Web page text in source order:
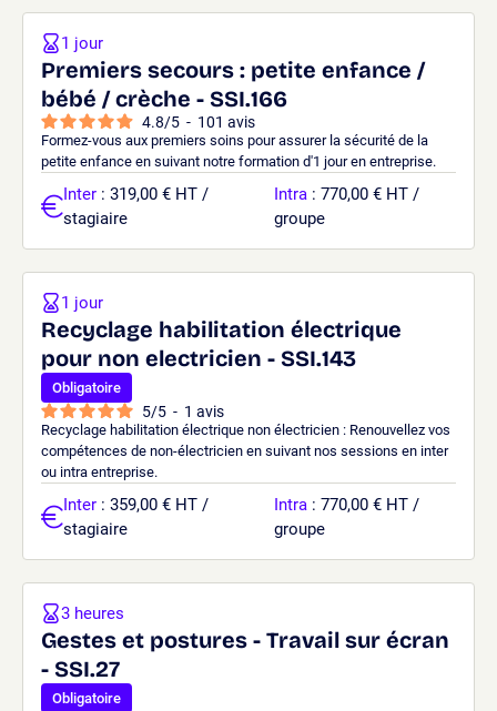
Premiers secours : petite enfance /
bébé / crèche - SSI.166
4.8/5 - 101 avis
Formez-vous aux premiers soins pour assurer la sécurité de la
petite enfance en suivant notre formation d'1 jour en entreprise.
1 jour
Inter : 319,00 € HT /
stagiaire
Intra : 770,00 € HT /
groupe
Recyclage habilitation électrique
pour non electricien - SSI.143
Obligatoire
5/5 - 1 avis
Recyclage habilitation électrique non électricien : Renouvellez vos
compétences de non-électricien en suivant nos sessions en inter
ou intra entreprise.
1 jour
Inter : 359,00 € HT /
stagiaire
Intra : 770,00 € HT /
groupe
Gestes et postures - Travail sur écran
- SSI.27
Obligatoire
3 heures